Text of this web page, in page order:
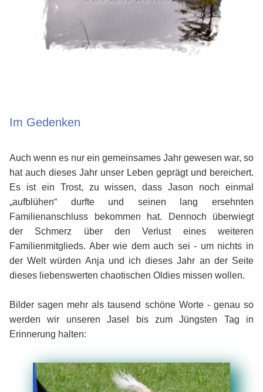
Im Gedenken
Auch wenn es nur ein gemeinsames Jahr gewesen war, so
hat auch dieses Jahr unser Leben geprägt und bereichert.
Es ist ein Trost, zu wissen, dass Jason noch einmal
„aufblühen“ durfte und seinen lang ersehnten
Familienanschluss bekommen hat. Dennoch überwiegt
der Schmerz über den Verlust eines weiteren
Familienmitglieds. Aber wie dem auch sei - um nichts in
der Welt würden Anja und ich dieses Jahr an der Seite
dieses liebenswerten chaotischen Oldies missen wollen.
Bilder sagen mehr als tausend schöne Worte - genau so
werden wir unseren Jasel bis zum Jüngsten Tag in
Erinnerung halten: